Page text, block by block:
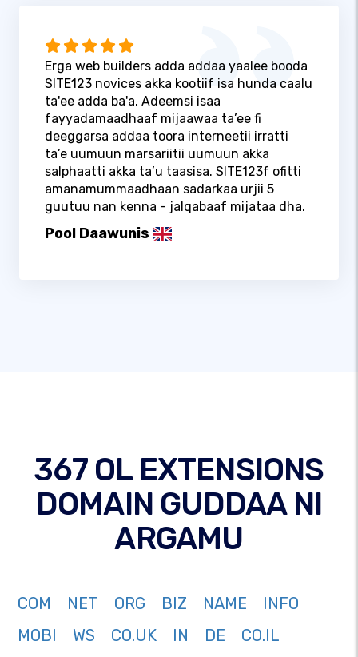
Erga web builders adda addaa yaalee booda
SITE123 novices akka kootiif isa hunda caalu
ta'ee adda ba'a. Adeemsi isaa
fayyadamaadhaaf mijaawaa ta’ee fi
deeggarsa addaa toora interneetii irratti
ta’e uumuun marsariitii uumuun akka
salphaatti akka ta’u taasisa. SITE123f ofitti
amanamummaadhaan sadarkaa urjii 5
guutuu nan kenna - jalqabaaf mijataa dha.
Pool Daawunis
367 OL EXTENSIONS
DOMAIN GUDDAA NI
ARGAMU
COM NET ORG BIZ NAME
INFO
MOBI
WS CO.UK IN DE
CO.IL